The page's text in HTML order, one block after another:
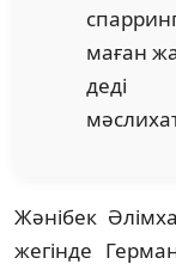
маған
деді
Жәнібек
жегінде